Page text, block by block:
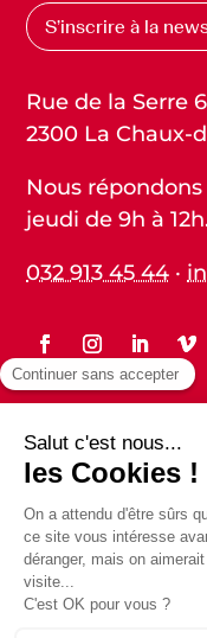
S’inscrire à la
Rue de la Serre
2300 La Chaux-
Nous
jeudi de 9h à
032 913 45 44 ·
Protection des